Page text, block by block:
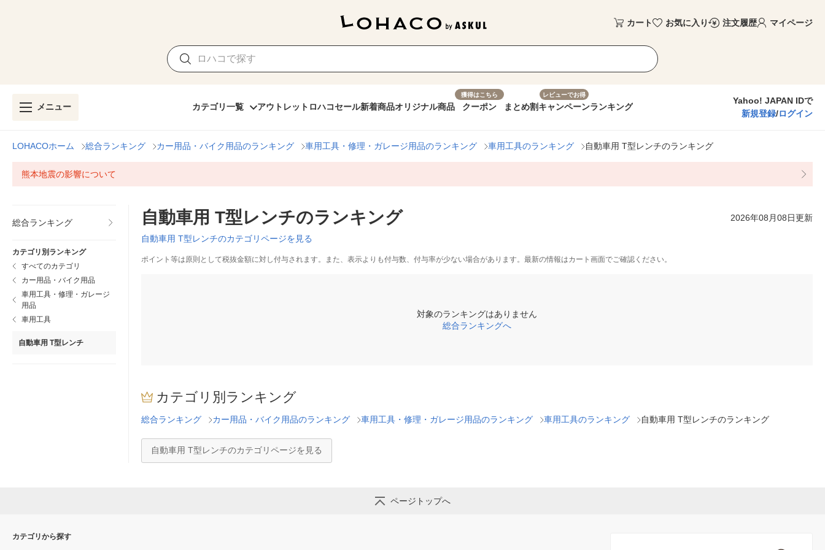
カート お気に入り 注文履歴 マイページ
メニュー カテゴリ一覧 アウトレット ロハコセール新着商品オリジナル商品
獲得はこちら
クーポン まとめ割
レビューでお得
キャンペーンランキング
Yahoo! JAPAN IDで
新規登録/ログイン
LOHACOホーム 総合ランキング カー用品・バイク用品のランキング 車用工具・修理・ガレージ用品のランキング 車用工具のランキング 自動車用 T型レンチのランキング
熊本地震の影響について
総合ランキング
カテゴリ別ランキング
すべてのカテゴリ
カー用品・バイク用品
車用工具・修理・ガレージ
用品
車用工具
自動車用 T型レンチ
自動車用 T型レンチのランキング 2026年08月08日更新
自動車用 T型レンチのカテゴリページを見る
ポイント等は原則として税抜金額に対し付与されます。また、表示よりも付与数、付与率が少ない場合があります。最新の情報はカート画面でご確認ください。
対象のランキングはありません
総合ランキングへ
カテゴリ別ランキング
総合ランキング カー用品・バイク用品のランキング 車用工具・修理・ガレージ用品のランキング 車用工具のランキング 自動車用 T型レンチのランキング
自動車用 T型レンチのカテゴリページを見る
ページトップへ
カテゴリから探す